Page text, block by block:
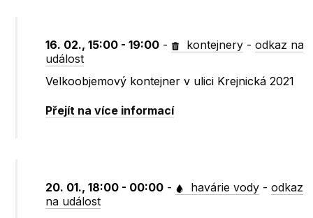
16. 02., 15:00 - 19:00 - kontejnery -odkaz na
událost
Velkoobjemový kontejner v ulici Krejnická 2021
Přejít na více informací
20. 01., 18:00 - 00:00 - havárie vody -odkaz
na událost